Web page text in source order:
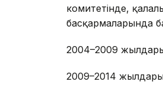
комитетінде,
басқармаларында
2004–2009
2009–2014 жылдары